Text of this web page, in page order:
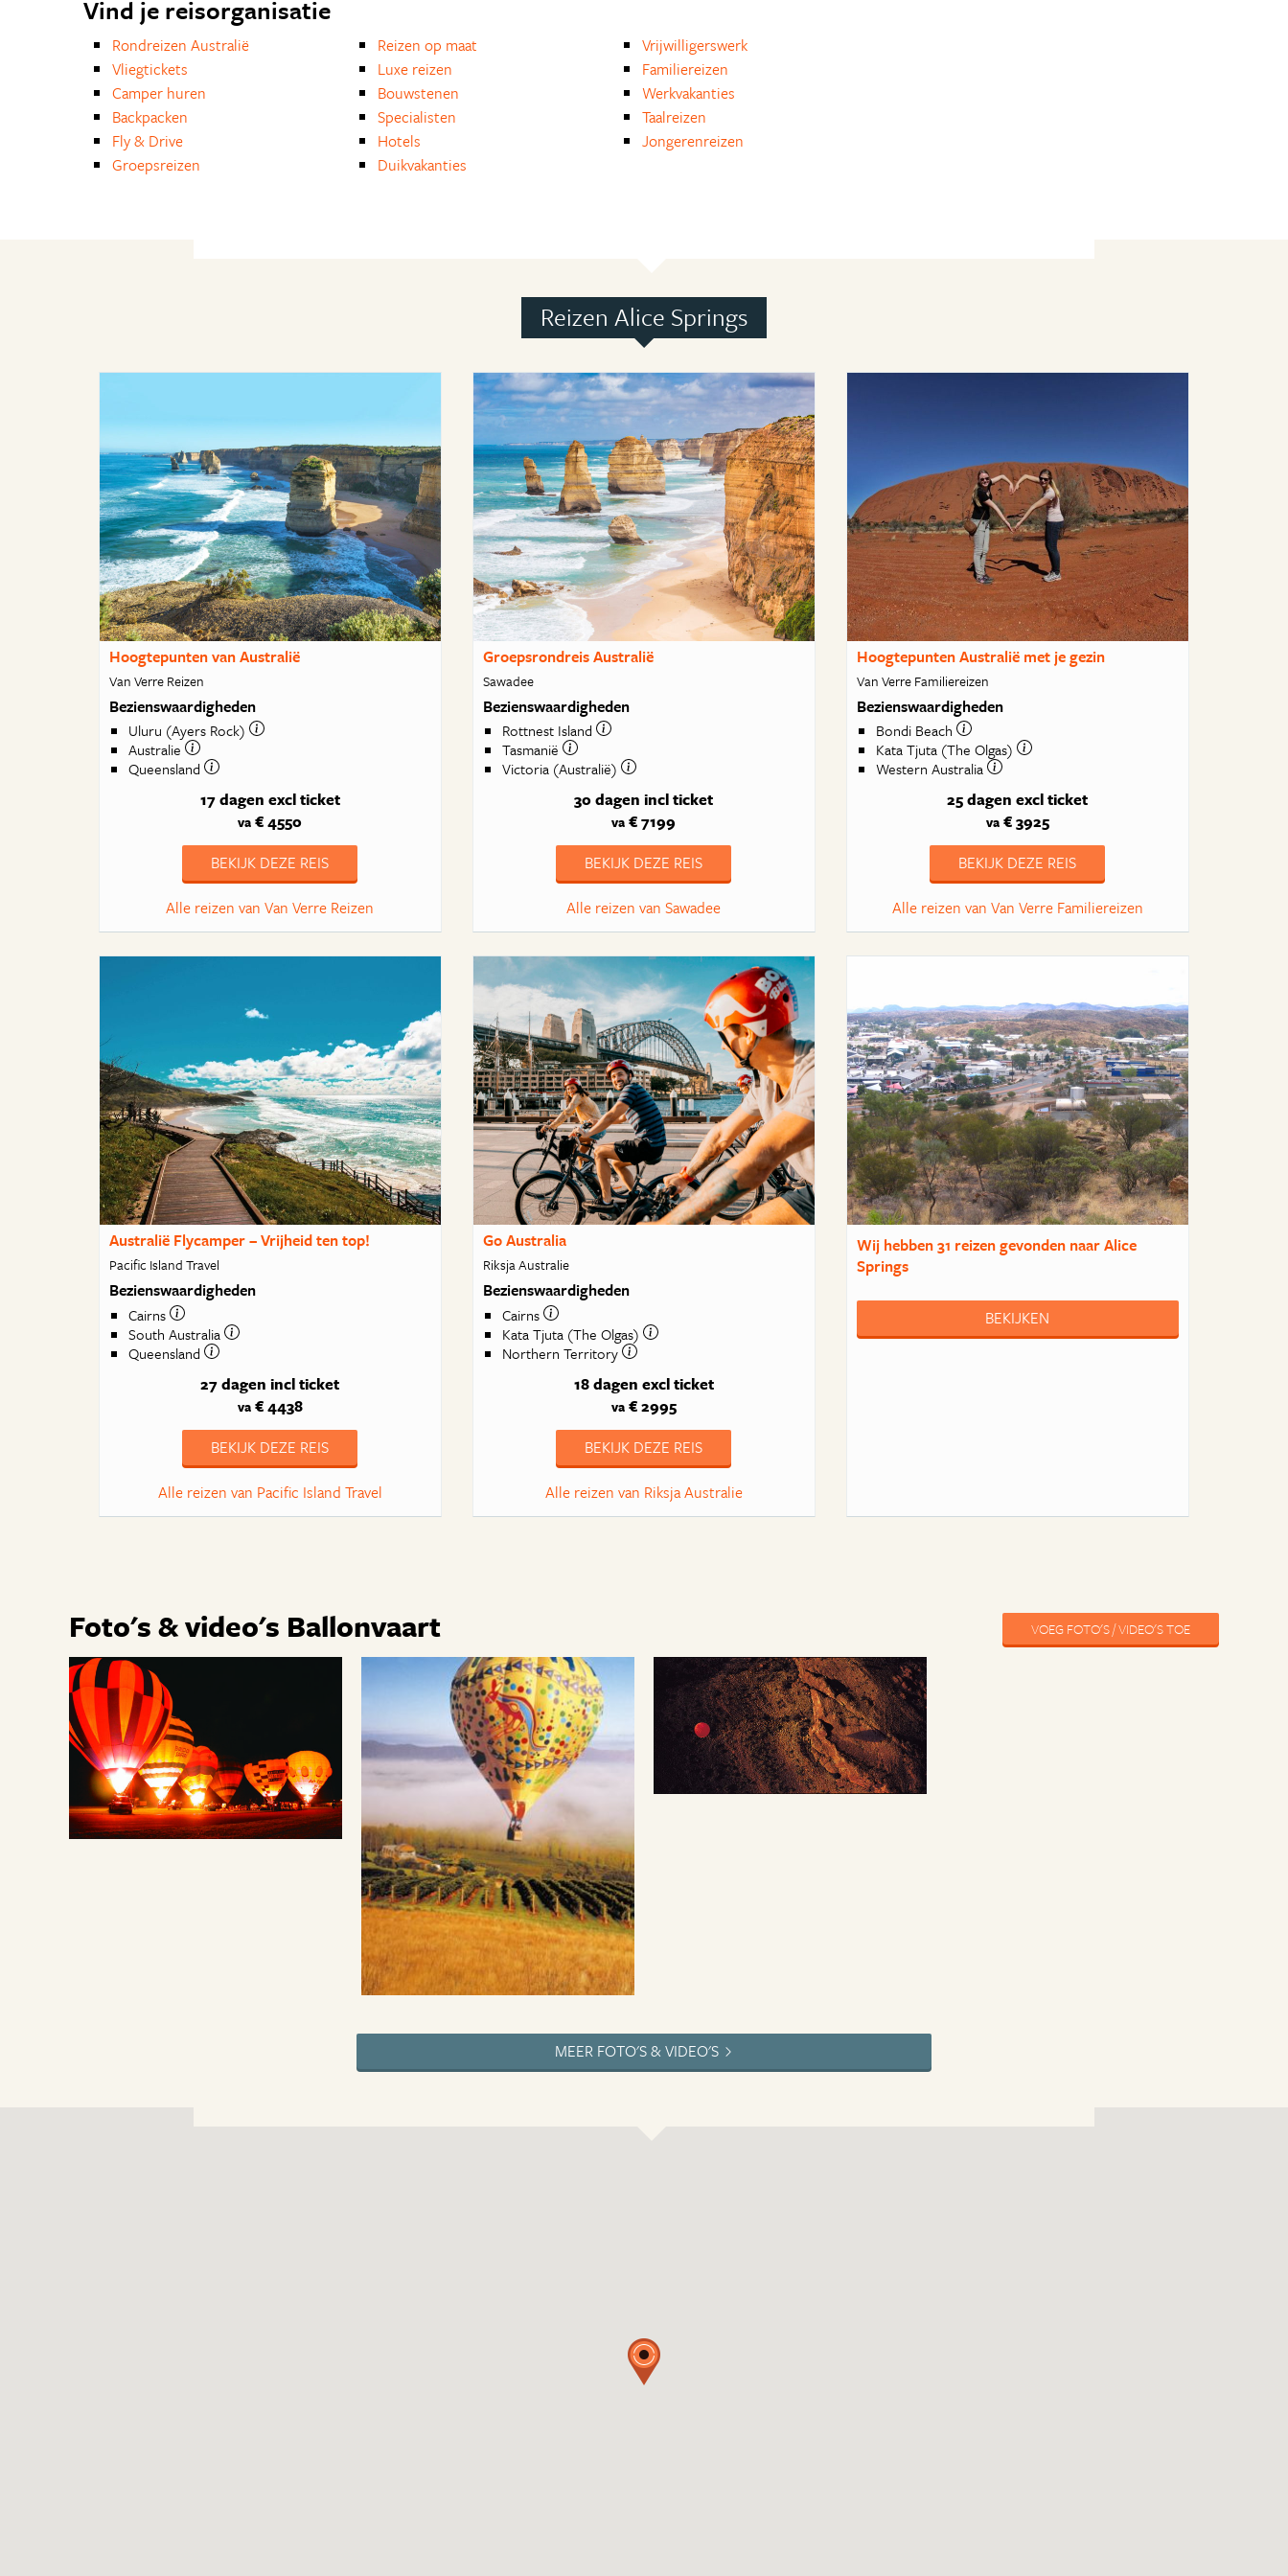
Vind je reisorganisatie
Rondreizen Australië
Vliegtickets
Camper huren
Backpacken
Fly & Drive
Groepsreizen
Reizen op maat
Luxe reizen
Bouwstenen
Specialisten
Hotels
Duikvakanties
Vrijwilligerswerk
Familiereizen
Werkvakanties
Taalreizen
Jongerenreizen
Reizen Alice Springs
Hoogtepunten van Australië
Van Verre Reizen
Bezienswaardigheden
Uluru (Ayers Rock)
Australie
Queensland
17 dagen excl ticket
va € 4550
BEKIJK DEZE REIS
Alle reizen van Van Verre Reizen
Groepsrondreis Australië
Sawadee
Bezienswaardigheden
Rottnest Island
Tasmanië
Victoria (Australië)
30 dagen incl ticket
va € 7199
BEKIJK DEZE REIS
Alle reizen van Sawadee
Hoogtepunten Australië met je gezin
Van Verre Familiereizen
Bezienswaardigheden
Bondi Beach
Kata Tjuta (The Olgas)
Western Australia
25 dagen excl ticket
va€ 3925
BEKIJK DEZE REIS
Alle reizen van Van Verre Familiereizen
Australië Flycamper – Vrijheid ten top!
Pacific Island Travel
Bezienswaardigheden
Cairns
South Australia
Queensland
27 dagen incl ticket
va€ 4438
BEKIJK DEZE REIS
Alle reizen van Pacific Island Travel
Go Australia
Riksja Australie
Bezienswaardigheden
Cairns
Kata Tjuta (The Olgas)
Northern Territory
18 dagen excl ticket
va€ 2995
BEKIJK DEZE REIS
Alle reizen van Riksja Australie
Wij hebben31 reizengevonden naar Alice
Springs
BEKIJKEN
VOEG FOTO'S / VIDEO'S TOE
Foto's & video's Ballonvaart
MEER FOTO'S & VIDEO'S